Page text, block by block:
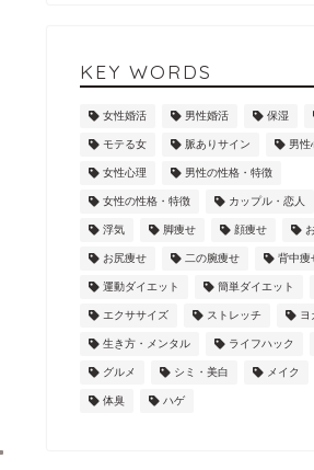
KEY WORDS
女性婚活 男性婚活 保湿
モテる女 脈ありサイン 男性
女性心理 男性の性格・特徴
女性の性格・特徴 カップル・恋人
浮気 脚痩せ 顔痩せ
お尻痩せ 二の腕痩せ 背中痩
運動ダイエット 簡単ダイエット
エクササイズ ストレッチ ヨ
生き方・メンタル ライフハック
グルメ シミ・美白 メイク
体臭 ハゲ